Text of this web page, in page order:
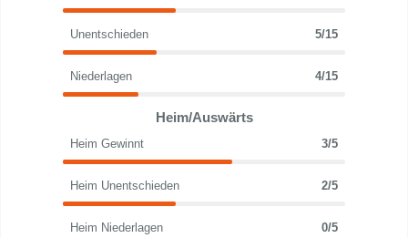
Unentschieden 5/15
Niederlagen 4/15
Heim/Auswärts
Heim Gewinnt 3/5
Heim Unentschieden 2/5
Heim Niederlagen 0/5